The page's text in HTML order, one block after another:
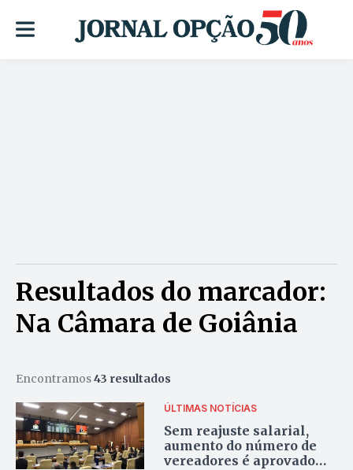
Resultados do marcador:
Na Câmara de Goiânia
Encontramos43 resultados
ÚLTIMAS NOTÍCIAS
Sem reajuste salarial,
aumento do número de
vereadores é aprovado